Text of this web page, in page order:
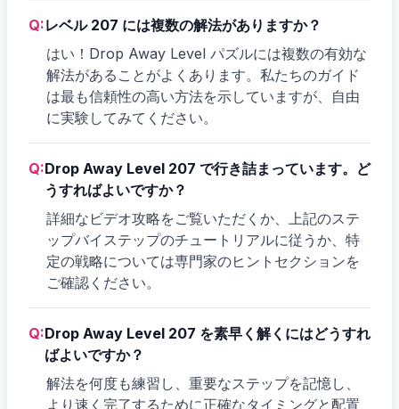
Q:レベル 207 には複数の解法がありますか？
はい！Drop Away Level パズルには複数の有効な
解法があることがよくあります。私たちのガイド
は最も信頼性の高い方法を示していますが、自由
に実験してみてください。
Q:Drop Away Level 207 で行き詰まっています。ど
うすればよいですか？
詳細なビデオ攻略をご覧いただくか、上記のステ
ップバイステップのチュートリアルに従うか、特
定の戦略については専門家のヒントセクションを
ご確認ください。
Q:Drop Away Level 207 を素早く解くにはどうすれ
ばよいですか？
解法を何度も練習し、重要なステップを記憶し、
より速く完了するために正確なタイミングと配置